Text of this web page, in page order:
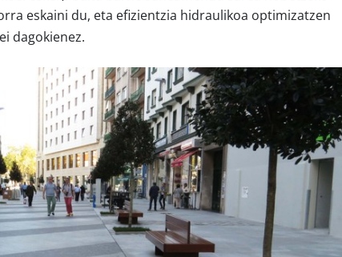
eskaini du, eta efizientzia hidraulikoa optimizatzen
dagokienez.